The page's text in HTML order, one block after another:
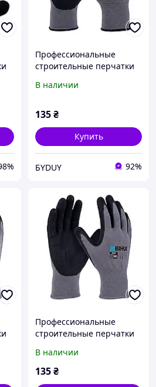
Профессиональные
строительные перчатки
В наличии
135₴
Купить
БYDUY 92%
Профессиональные
строительные перчатки
(TGDXXL)
В наличии
135₴